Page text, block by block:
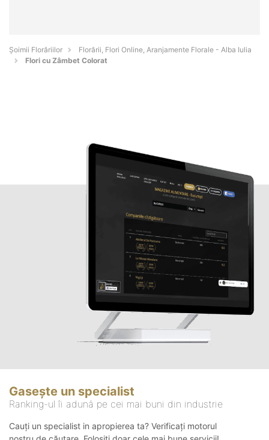
Șoimii Florăriilor
Florării, Flori Online, Aranjamente Florale - Alba Iulia
Flori cu Zâmbet Colorat
Gasește un specialist
Ranking-ul îi adună pe cei mai buni din industrie
Cauți un specialist in apropierea ta? Verificați motorul